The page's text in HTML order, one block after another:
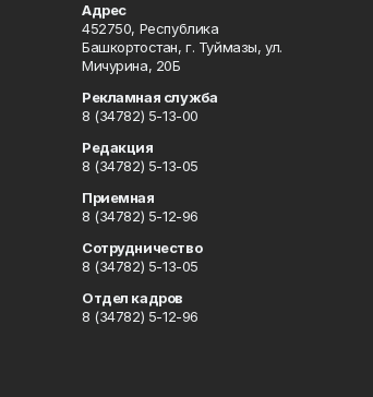
Адрес
452750, Республика
Башкортостан, г. Туймазы, ул.
Мичурина, 20Б
Рекламная служба
8 (34782) 5-13-00
Редакция
8 (34782) 5-13-05
Приемная
8 (34782) 5-12-96
Сотрудничество
8 (34782) 5-13-05
Отдел кадров
8 (34782) 5-12-96